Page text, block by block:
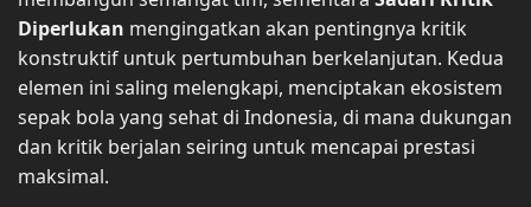
Diperlukan mengingatkan akan pentingnya kritik
konstruktif untuk pertumbuhan berkelanjutan. Kedua
elemen ini saling melengkapi, menciptakan ekosistem
sepak bola yang sehat di Indonesia, di mana dukungan
dan kritik berjalan seiring untuk mencapai prestasi
maksimal.